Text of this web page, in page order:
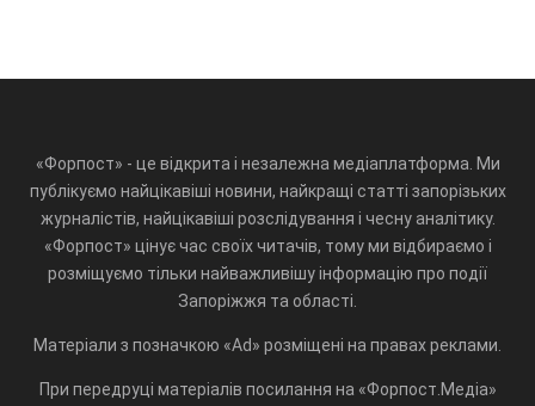
«Форпост» - це відкрита і незалежна медіаплатформа. Ми
публікуємо найцікавіші новини, найкращі статті запорізьких
журналістів, найцікавіші розслідування і чесну аналітику.
«Форпост» цінує час своїх читачів, тому ми відбираємо і
розміщуємо тільки найважливішу інформацію про події
Запоріжжя та області.
Матеріали з позначкою «Ad» розміщені на правах реклами.
При передруці матеріалів посилання на «Форпост.Медіа»